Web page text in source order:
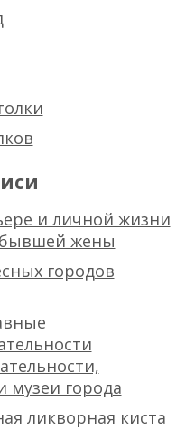
и личной жизни
жены
городов
музеи города
ликворная киста